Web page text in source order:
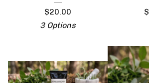
$20.00
3 Options
$